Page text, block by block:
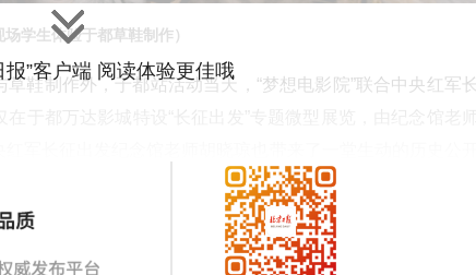
场学生体验于都草鞋制作）
鞋制作外，于都站活动当天，“梦想电影院”联合中央红军长
拉回到那段长征岁月。儒意电影东南区域总经理黄锦春表
波澜壮阔的历史。这是万达影城作为公共文化空间的荣誉，
报”客户端 阅读体验更佳哦